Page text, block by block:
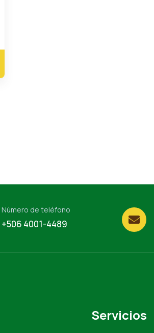
Número de teléfono
+506 4001-4489
Servicios